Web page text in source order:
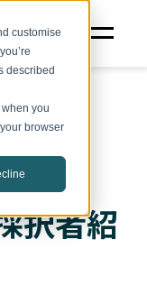
customise
described
when you
browser
択者紹